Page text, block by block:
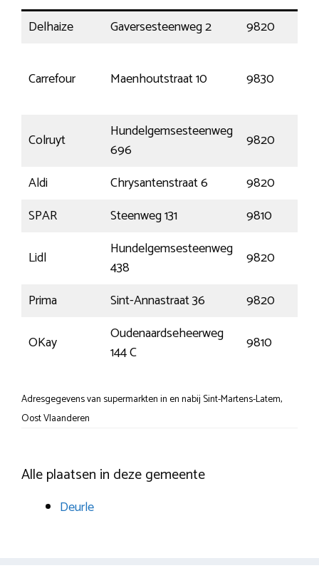
Delhaize
Gaversesteenweg 2 9820
Carrefour Maenhoutstraat 10 9830
Colruyt
Hundelgemsesteenweg
696
9820
Aldi
Chrysantenstraat 6 9820
SPAR
Steenweg 131 9810
Lidl
Hundelgemsesteenweg
438
9820
Prima
Sint-Annastraat 36 9820
OKay
Oudenaardseheerweg
144 C
9810
Adresgegevens van supermarkten in en nabij Sint-Martens-Latem,
Oost Vlaanderen
Alle plaatsen in deze gemeente
Deurle